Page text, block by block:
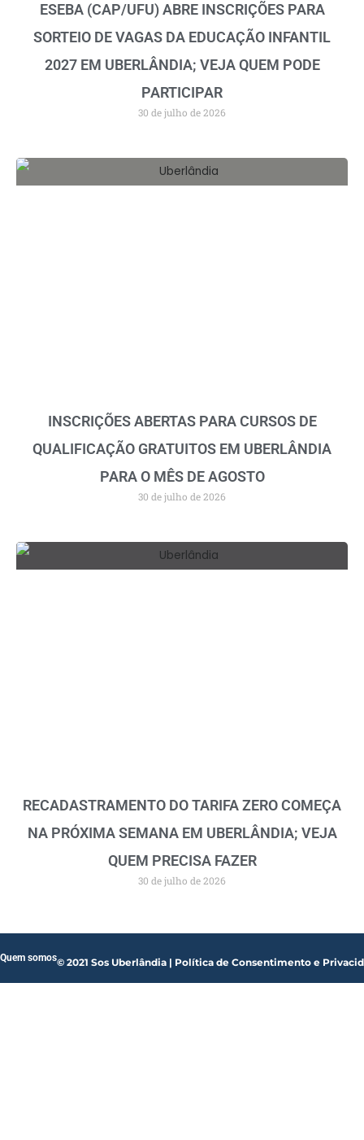
ESEBA (CAP/UFU) ABRE INSCRIÇÕES PARA
SORTEIO DE VAGAS DA EDUCAÇÃO INFANTIL
2027 EM UBERLÂNDIA; VEJA QUEM PODE
PARTICIPAR
30 de julho de 2026
INSCRIÇÕES ABERTAS PARA CURSOS DE
QUALIFICAÇÃO GRATUITOS EM UBERLÂNDIA
PARA O MÊS DE AGOSTO
30 de julho de 2026
RECADASTRAMENTO DO TARIFA ZERO COMEÇA
NA PRÓXIMA SEMANA EM UBERLÂNDIA; VEJA
QUEM PRECISA FAZER
30 de julho de 2026
© 2021 Sos Uberlândia | Política de Consentimento e
Quem somos